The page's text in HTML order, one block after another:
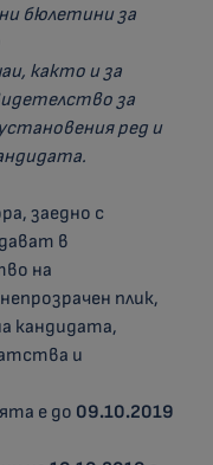
бюлетини за
както и за
за
ред и
заедно с
в
на
плик,
кандидата,
и
е до 09.10.2019